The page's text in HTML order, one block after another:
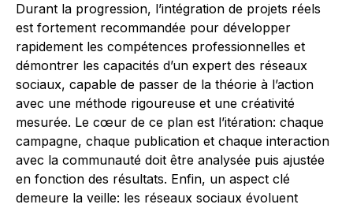
Durant la progression, l’intégration de projets réels
est fortement recommandée pour développer
rapidement les compétences professionnelles et
démontrer les capacités d’un expert des réseaux
sociaux, capable de passer de la théorie à l’action
avec une méthode rigoureuse et une créativité
mesurée. Le cœur de ce plan est l’itération: chaque
campagne, chaque publication et chaque interaction
avec la communauté doit être analysée puis ajustée
en fonction des résultats. Enfin, un aspect clé
demeure la veille: les réseaux sociaux évoluent